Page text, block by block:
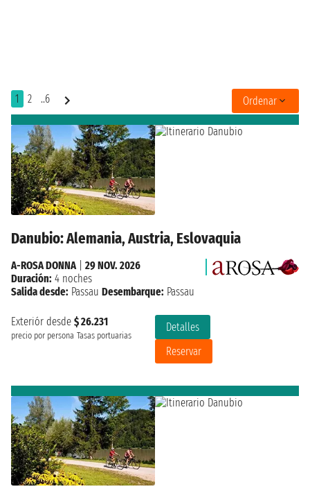
1 2 ..6 Ordenar
Danubio: Alemania, Austria, Eslovaquia
Exteriór desde $ 26.231
precio por persona Tasas portuarias
Detalles
Reservar
A-ROSA DONNA
29 NOV. 2026
Duración: 4 noches
Salida desde: Passau Desembarque: Passau